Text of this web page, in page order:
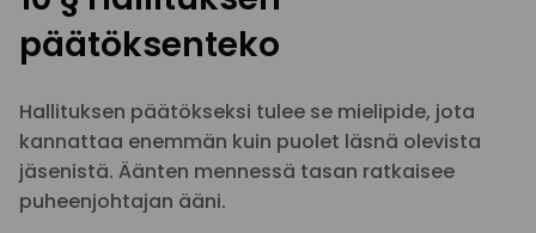
päätöksenteko
Hallituksen päätökseksi tulee se mielipide, jota
kannattaa enemmän kuin puolet läsnä olevista
jäsenistä. Äänten mennessä tasan ratkaisee
puheenjohtajan ääni.